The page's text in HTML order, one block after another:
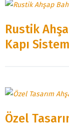
Rustik
Kapı
Özel